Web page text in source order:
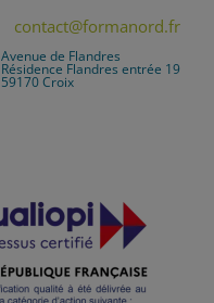
contact@formanord.fr
Avenue de Flandres
Résidence Flandres entrée 19
59170 Croix